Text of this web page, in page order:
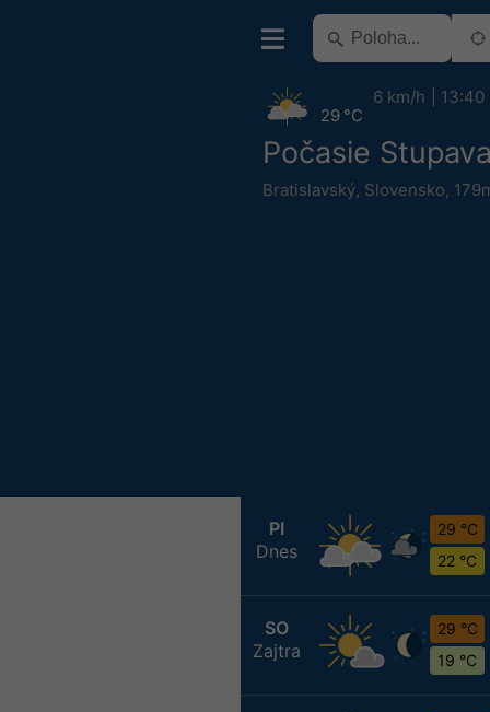
Počasie
Bratislavský, Slovensko,
29 °C
6 km/h 13:40
PI
Dnes
29 °C
22 °C
SO
Zajtra
29 °C
19 °C